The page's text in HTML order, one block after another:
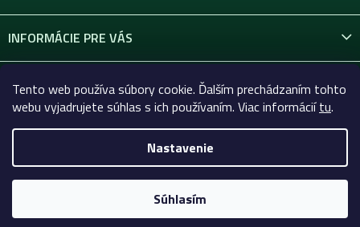
Tento web používa súbory cookie. Ďalším prechádzaním tohto
webu vyjadrujete súhlas s ich používaním. Viac informáciítu.
Nastavenie
Súhlasím
INFORMÁCIE PRE VÁS
KONTAKT
Copyright 2026Celtic-Supply.sk | Všetko pre tetovanie a
permanentný makeup. Všetky práva vyhradené.